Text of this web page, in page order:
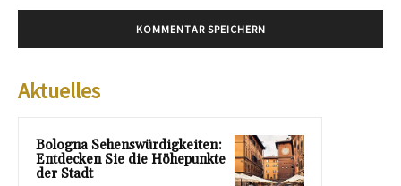
Aktuelles
Bologna Sehenswürdigkeiten:
Entdecken Sie die Höhepunkte
der Stadt